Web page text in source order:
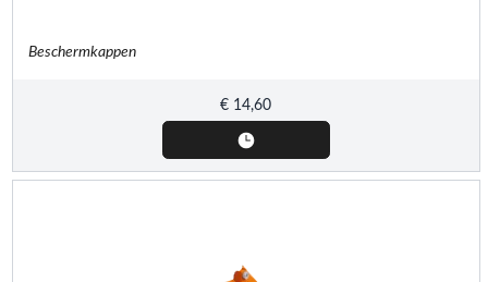
Beschermkappen
€ 14,60